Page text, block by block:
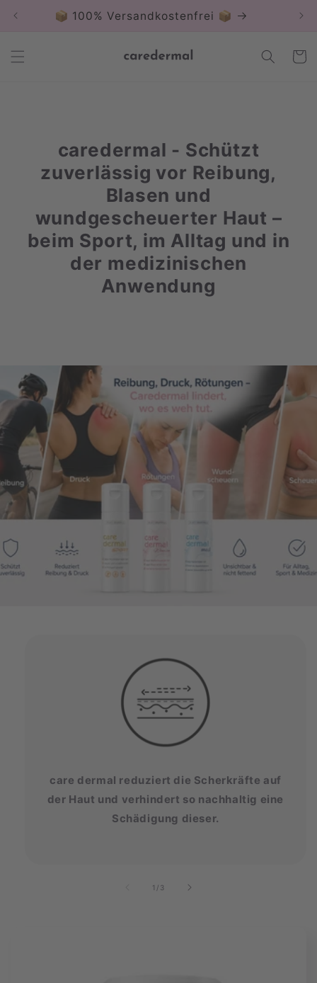
📦 100% Versandkostenfrei 📦
caredermal - Schützt
zuverlässig vor Reibung,
Blasen und
wundgescheuerter Haut –
beim Sport, im Alltag und in
der medizinischen
Anwendung
care dermal reduziert die Scherkräfte auf
der Haut und verhindert so nachhaltig eine
Schädigung dieser.
1 /von
3